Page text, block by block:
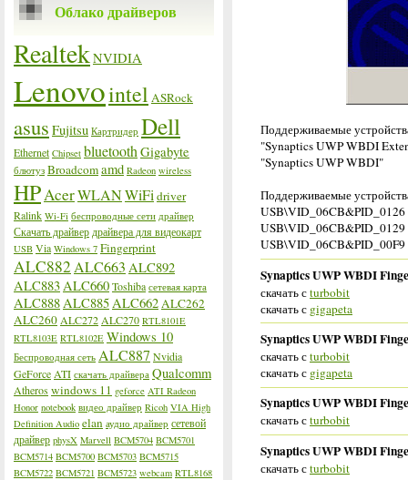
Облако драйверов
RealtekNVIDIA
Lenovointel ASRock
asus Fujitsu Картридер Dell
Ethernet Chipset bluetooth Gigabyte
блютуз Broadcomamd Radeon wireless
HPAcerWLANWiFi driver
Ralink Wi-Fi беспроводные сети драйвер
Скачать драйвер драйвера для видеокарт
USB Via Windows 7 Fingerprint
ALC882 ALC663 ALC892
ALC883ALC660Toshiba сетевая карта
ALC888ALC885ALC662ALC262
ALC260 ALC272 ALC270 RTL8101E
RTL8103E RTL8102E Windows 10
Беспроводная сеть ALC887 Nvidia
GeForce ATI скачать драйвера Qualcomm
Atheroswindows 11 geforce ATI Radeon
Honor notebook видео драйвер Ricoh VIA High
Definition Audio elan аудио драйвер сетевой
драйвер physX Marvell BCM5704 BCM5701
BCM5714 BCM5700 BCM5703 BCM5715
BCM5722 BCM5721 BCM5723 webcam RTL8168
Поддерживаемые
"Synaptics UWP WBDI
"Synaptics UWP WBDI"
Поддерживаемые
USB\VID_06CB&PID_0126
USB\VID_06CB&PID_0129
USB\VID_06CB&PID_00F9
Synaptics UWP WBDI
скачать сturbobit
скачать с gigapeta
Synaptics UWP WBDI
скачать сturbobit
скачать с gigapeta
Synaptics UWP WBDI
скачать сturbobit
Synaptics UWP WBDI
скачать сturbobit